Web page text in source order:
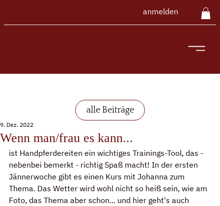
anmelden
alle Beiträge
Wenn man/frau es kann...
9. Dez. 2022
ist Handpferdereiten ein wichtiges Trainings-Tool, das -
nebenbei bemerkt - richtig Spaß macht! In der ersten
Jännerwoche gibt es einen Kurs mit Johanna zum
Thema. Das Wetter wird wohl nicht so heiß sein, wie am
Foto, das Thema aber schon... und hier geht's auch